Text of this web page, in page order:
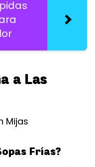
a Las
Frías?